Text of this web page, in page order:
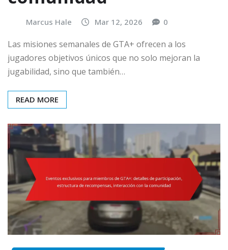
Marcus Hale Mar 12, 2026 0
Las misiones semanales de GTA+ ofrecen a los
jugadores objetivos únicos que no solo mejoran la
jugabilidad, sino que también…
READ MORE